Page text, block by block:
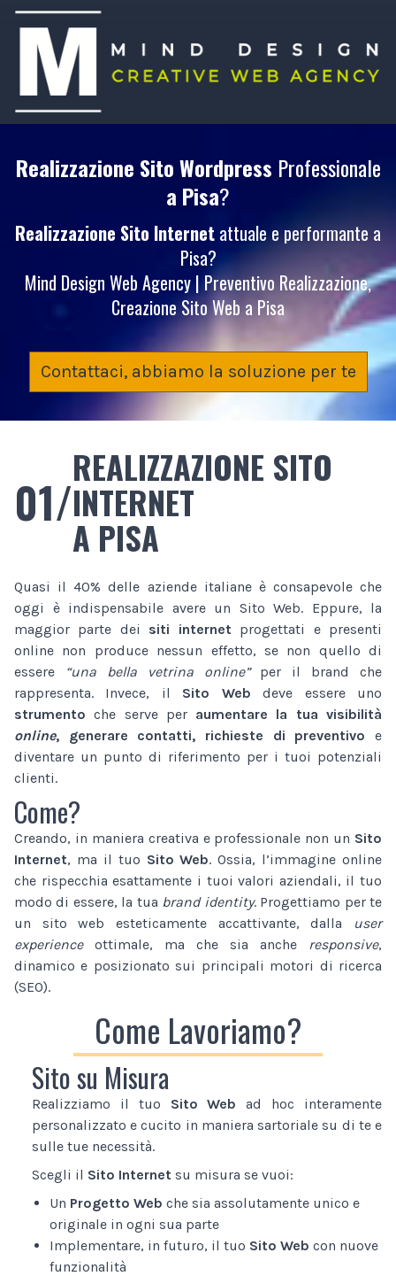
Realizzazione Sito Wordpress Professionale
a Pisa?
Realizzazione Sito Internet attuale e performante a
Pisa?
Mind Design Web Agency | Preventivo Realizzazione,
Creazione Sito Web a Pisa
Contattaci, abbiamo la soluzione per te
01/
REALIZZAZIONE SITO
INTERNET
A PISA
Quasi il 40% delle aziende italiane è consapevole che
oggi è indispensabile avere un Sito Web. Eppure, la
maggior parte dei siti internet progettati e presenti
online non produce nessun effetto, se non quello di
essere
“una bella vetrina online”per il brand che
rappresenta. Invece, il Sito Web deve essere uno
strumento che serve per aumentare la tua visibilità
online, generare contatti, richieste di preventivo e
diventare un punto di riferimento per i tuoi potenziali
clienti.
Come?
Creando, in maniera creativa e professionale non un Sito
Internet, ma il tuo Sito Web. Ossia, l’immagine online
che rispecchia esattamente i tuoi valori aziendali, il tuo
modo di essere, la tua brand identity. Progettiamo per te
un sito web esteticamente accattivante, dalla
user
experienceottimale, ma che sia anche responsive,
dinamico e posizionato sui principali motori di ricerca
(SEO).
Come Lavoriamo?
Sito su Misura
Realizziamo il tuo Sito Web ad hoc interamente
personalizzato e cucito in maniera sartoriale su di te e
sulle tue necessità.
Scegli il Sito Internet su misura se vuoi:
Un Progetto Web che sia assolutamente unico e
originale in ogni sua parte
Implementare, in futuro, il tuo Sito Web con nuove
funzionalità